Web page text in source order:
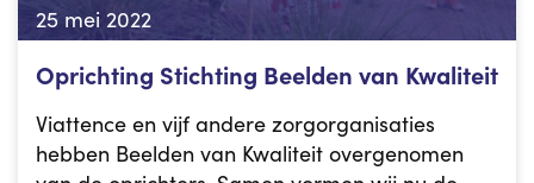
25 mei 2022
Oprichting Stichting Beelden van Kwaliteit
Viattence en vijf andere zorgorganisaties
hebben Beelden van Kwaliteit overgenomen